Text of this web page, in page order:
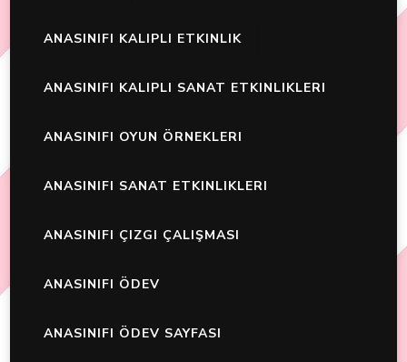
ANASINIFI KALIPLI ETKINLIK
ANASINIFI KALIPLI SANAT ETKINLIKLERI
ANASINIFI OYUN ÖRNEKLERI
ANASINIFI SANAT ETKINLIKLERI
ANASINIFI ÇIZGI ÇALIŞMASI
ANASINIFI ÖDEV
ANASINIFI ÖDEV SAYFASI